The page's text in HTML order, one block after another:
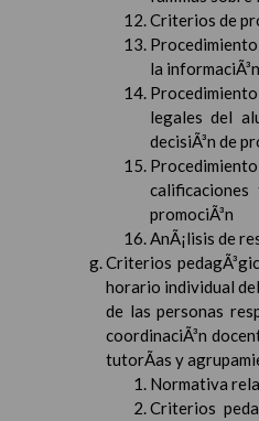
Criterios de
la
legales del
decisiÃ³n de
promociÃ³n
AnÃ¡lisis de
Criterios
horario individual
de las personas
coordinaciÃ³n
tutorÃ­as y
Normativa
Criterios